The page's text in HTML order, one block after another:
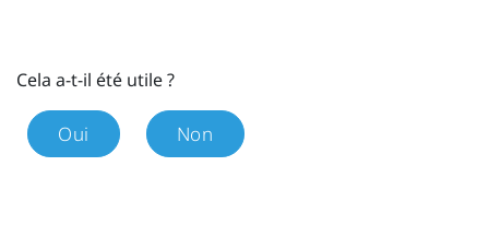
Cela a-t-il été utile ?
Oui Non